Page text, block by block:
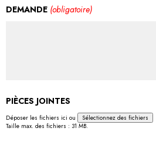
DEMANDE (obligatoire)
PIÈCES JOINTES
Déposer les fichiers ici ou
Sélectionnez des fichiers
Taille max. des fichiers : 31 MB.